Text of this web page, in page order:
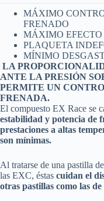
MÁXIMO
FRENADO
MÁXIMO
PLAQUETA
MÍNIMO
LA
ANTE LA PRESIÓN
PERMITE UN
FRENADA.
El compuesto EX Race se
estabilidad y potencia de
prestaciones a altas
son mínimas.
Al tratarse de una pastilla
las EXC, éstas cuidan el
otras pastillas como las